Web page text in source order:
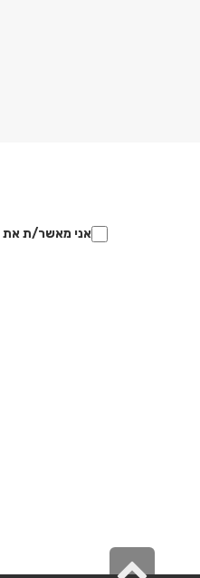
אני מאשר/ת את
גלילה